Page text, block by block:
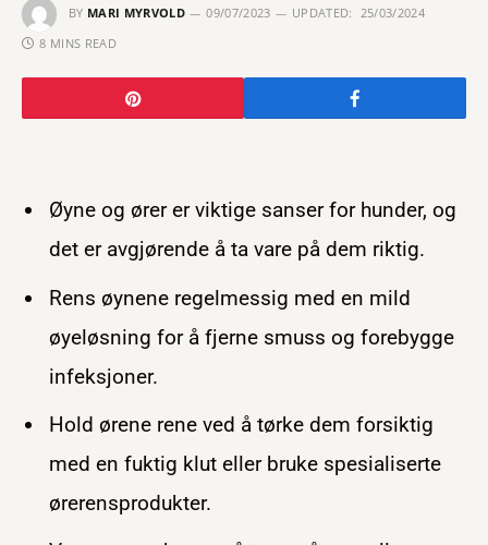
BY MARI MYRVOLD 09/07/2023 UPDATED:
25/03/2024
8 MINS READ
Øyne og ører er viktige sanser for hunder, og
det er avgjørende å ta vare på dem riktig.
Rens øynene regelmessig med en mild
øyeløsning for å fjerne smuss og forebygge
infeksjoner.
Hold ørene rene ved å tørke dem forsiktig
med en fuktig klut eller bruke spesialiserte
ørerensprodukter.